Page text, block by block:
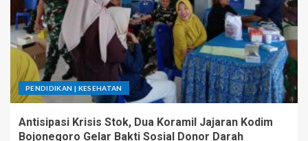
PENDIDIKAN | KESEHATAN
Antisipasi Krisis Stok, Dua Koramil Jajaran Kodim
Bojonegoro Gelar Bakti Sosial Donor Darah